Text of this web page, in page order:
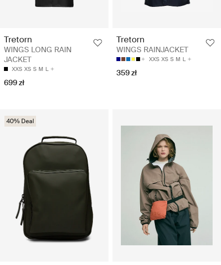
Tretorn
WINGS LONG RAIN
JACKET
XXS XS S M L
699 zł
Tretorn
WINGS RAINJACKET
XXS XS S M L
359 zł
40% Deal